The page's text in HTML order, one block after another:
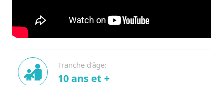
Tranche d'âge:
10 ans et +